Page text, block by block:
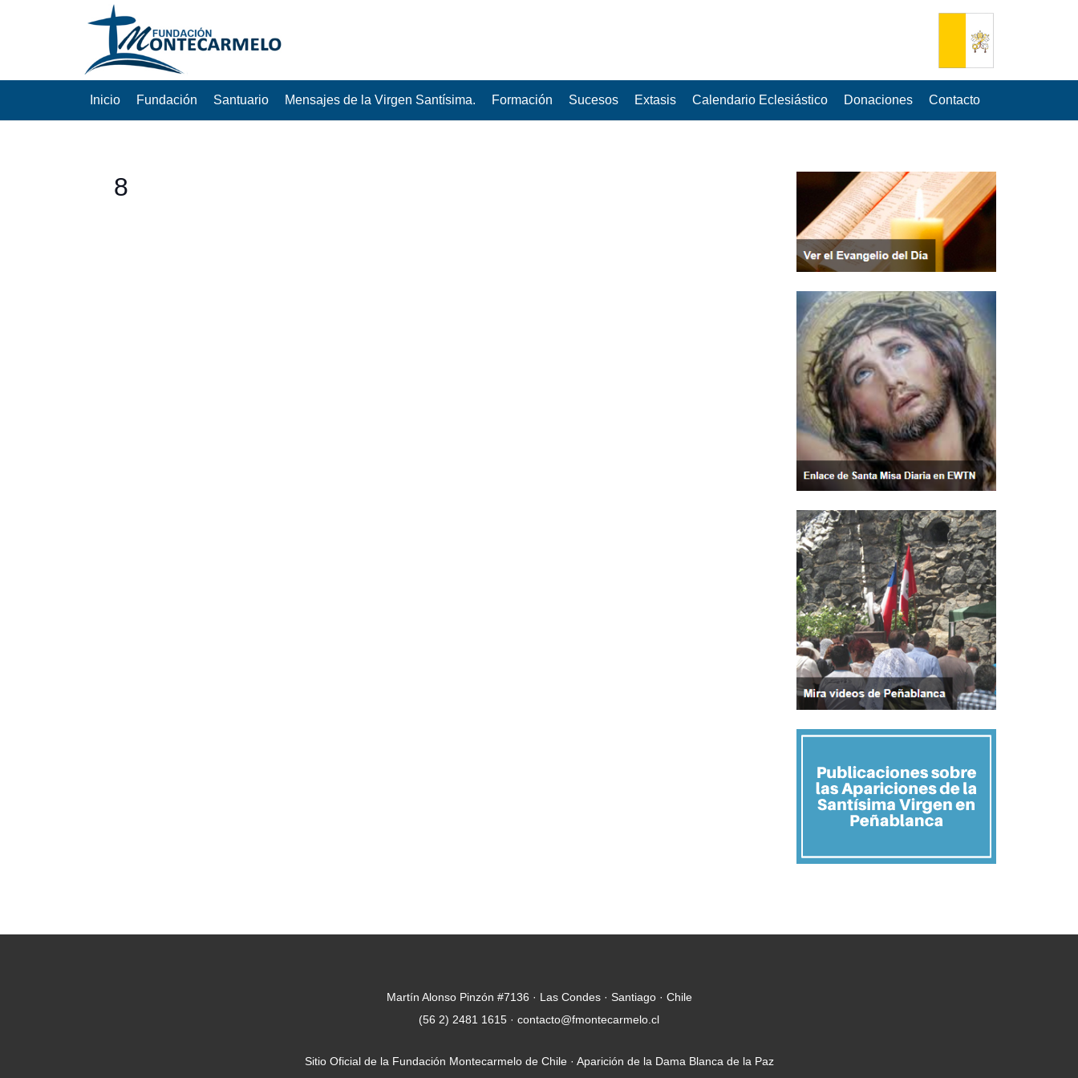
Inicio Fundación Santuario Mensajes de la Virgen Santísima. Formación Sucesos Extasis Calendario Eclesiástico Donaciones Contacto
8
Martín Alonso Pinzón #7136 · Las Condes · Santiago · Chile
(56 2) 2481 1615 · contacto@fmontecarmelo.cl
Sitio Oficial de la Fundación Montecarmelo de Chile · Aparición de la Dama Blanca de la Paz